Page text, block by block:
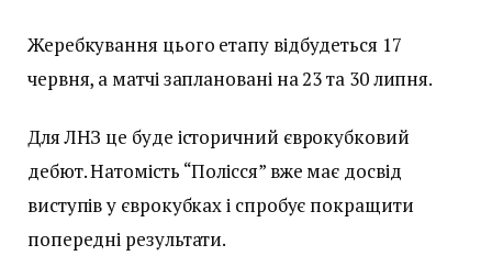
Жеребкування цього етапу відбудеться 17
червня, а матчі заплановані на 23 та 30 липня.
Для ЛНЗ це буде історичний єврокубковий
дебют. Натомість “Полісся” вже має досвід
виступів у єврокубках і спробує покращити
попередні результати.